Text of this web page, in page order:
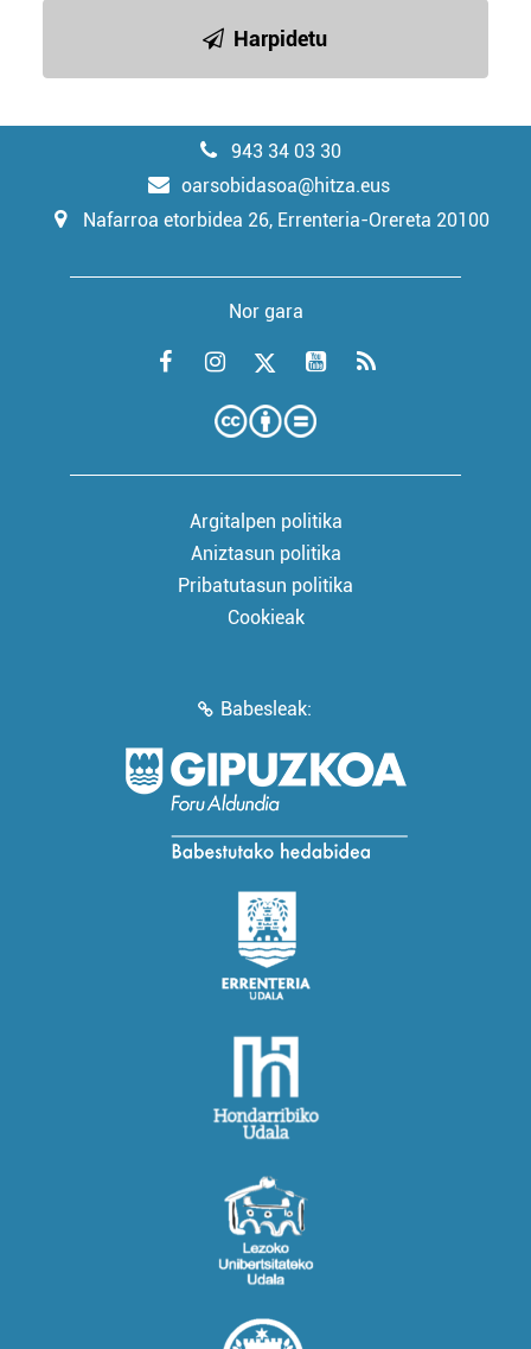
Harpidetu
943 34 03 30
oarsobidasoa@hitza.eus
Nafarroa etorbidea 26, Errenteria-Orereta 20100
Nor gara
Argitalpen politika
Aniztasun politika
Pribatutasun politika
Cookieak
Babesleak: